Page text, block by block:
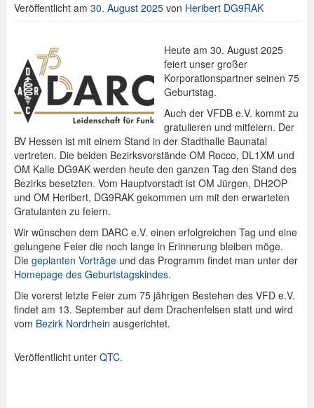
Veröffentlicht am 30. August 2025 von Heribert DG9RAK
Heute am 30. August 2025
feiert unser großer
Korporationspartner seinen 75
Geburtstag.
Auch der VFDB e.V. kommt zu
gratulieren und mitfeiern. Der
BV Hessen ist mit einem Stand in der Stadthalle Baunatal
vertreten. Die beiden Bezirksvorstände OM Rocco, DL1XM und
OM Kalle DG9AK werden heute den ganzen Tag den Stand des
Bezirks besetzten. Vom Hauptvorstadt ist OM Jürgen, DH2OP
und OM Heribert, DG9RAK gekommen um mit den erwarteten
Gratulanten zu feiern.
Wir wünschen dem DARC e.V. einen erfolgreichen Tag und eine
gelungene Feier die noch lange in Erinnerung bleiben möge.
Die geplanten Vorträge und das Programm findet man unter der
Homepage des Geburtstagskindes.
Die vorerst letzte Feier zum 75 jährigen Bestehen des VFD e.V.
findet am 13. September auf dem Drachenfelsen statt und wird
vom Bezirk Nordrhein ausgerichtet.
Veröffentlicht unter QTC.